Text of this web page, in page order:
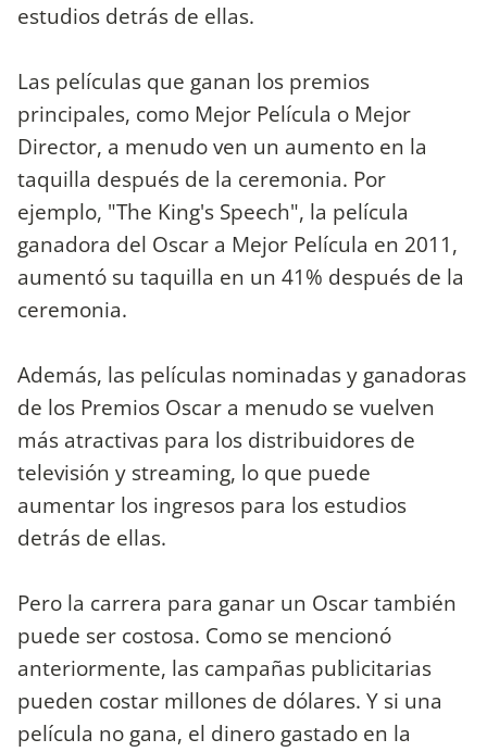
estudios detrás de ellas.
Las películas que ganan los premios
principales, como Mejor Película o Mejor
Director, a menudo ven un aumento en la
taquilla después de la ceremonia. Por
ejemplo, "The King's Speech", la película
ganadora del Oscar a Mejor Película en 2011,
aumentó su taquilla en un 41% después de la
ceremonia.
Además, las películas nominadas y ganadoras
de los Premios Oscar a menudo se vuelven
más atractivas para los distribuidores de
televisión y streaming, lo que puede
aumentar los ingresos para los estudios
detrás de ellas.
Pero la carrera para ganar un Oscar también
puede ser costosa. Como se mencionó
anteriormente, las campañas publicitarias
pueden costar millones de dólares. Y si una
película no gana, el dinero gastado en la